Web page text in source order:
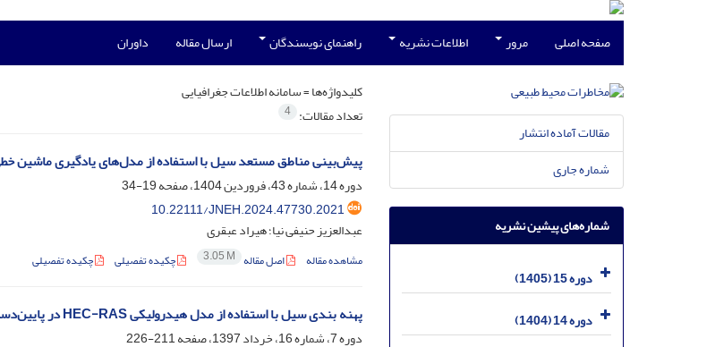
صفحه اصلی مرور اطلاعات نشریه راهنمای نویسندگان ارسال مقاله داوران
کلیدواژه‌ها =سامانه اطلاعات جغرافیایی
تعداد مقالات: 4
پیش‌‌بینی مناطق مستعد سیل با استفاده از مدل‌‌های یادگیری ماشین
دوره 14، شماره 43، فروردین 1404، صفحه
19-34
10.22111/JNEH.2024.47730.2021
عبدالعزیز حنیفی نیا؛ هیراد عبقری
مشاهده مقاله اصل مقاله 3.05 M چکیده تفصیلی چکیده تفصیلی
پهنه بندی سیل با استفاده از مدل هیدرولیکی HEC-RAS در پایین‌دست حوزه آبخیز خرم آباد
دوره 7، شماره 16، خرداد 1397، صفحه
211-226
مقالات آماده انتشار
شماره جاری
شماره‌های پیشین نشریه
دوره 15 (1405)
دوره 14 (1404)